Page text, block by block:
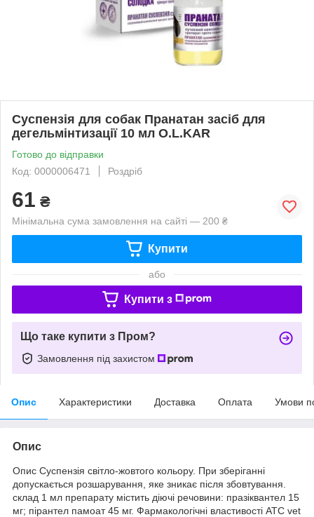
Суспензія для собак Пранатан засіб для
дегельмінтизації 10 мл O.L.KAR
Готово до відправки
Код: 0000006471
Роздріб
61 ₴
Мінімальна сума замовлення на сайті — 200 ₴
Купити
або
Купити з
Що таке купити з Пром?
Замовлення під захистом
Опис Характеристики Доставка Оплата Умови
Опис
Опис Суспензія світло-жовтого кольору. При зберіганні
допускається розшарування, яке зникає після збовтування.
склад 1 мл препарату містить діючі речовини: празіквантел 15
мг; пірантел памоат 45 мг. Фармакологічні властивості АТС vet